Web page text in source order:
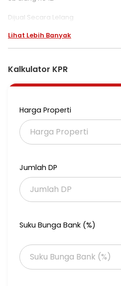
Dijual Secara Lelang
brisbane JD Type Cherise
LT 144 (9X16)
SHM
Excl Tax n Bia
Lihat Lebih Banyak
Kalkulator KPR
Harga Properti
Jumlah DP
Suku Bunga Bank (%)